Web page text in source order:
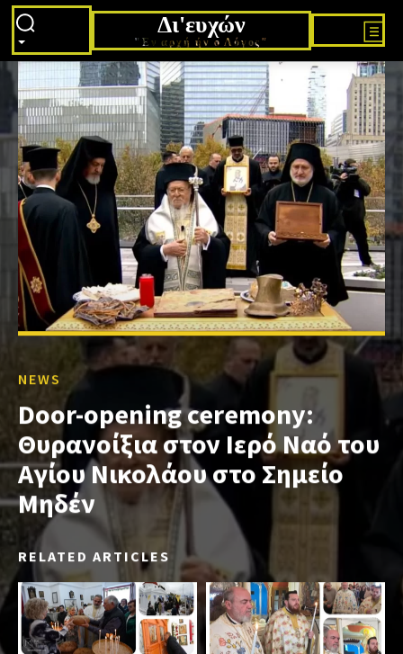
Δι'ευχών
"Εν αρχή ήν ο Λόγος"
NEWS
Door-opening ceremony:
Θυρανοίξια στον Ιερό Ναό του
Αγίου Νικολάου στο Σημείο
Μηδέν
RELATED ARTICLES